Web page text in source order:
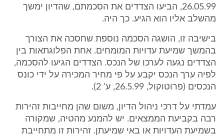
26.05.99, הביעו הצדדים את הסכמתם, שהדיון ימשך
מהשלב אליו הוא הגיע. כך היה.
בישיבה זו, הושגה הסכמה נוספת שחסכה את הצורך
בהמשך שמיעת עדויות המומחים. אחת הפלוגתאות בין
הצדדים נגעה לערכו של הנכס. הצדדים הגיעו להסכמה,
לפיה ערך הנכס יקבע על פי מחיר המכירה על ידי כונס
הנכסים (פרוטוקול, 26.5.99, ע' 2).
עמדתי על דרכי ניהול הדיון, משום שהן מחייבות זהירות
רבה בקביעת הממצאים. יש להמנע מהטיה, שמקורה
בשמיעת העדויות או באי שמיעתן. זהירות זו מתחייבת